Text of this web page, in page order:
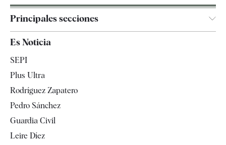
Principales secciones
España
Televisión
Es Noticia
SEPI
Plus Ultra
Rodríguez Zapatero
Pedro Sánchez
Guardia Civil
Leire Díez